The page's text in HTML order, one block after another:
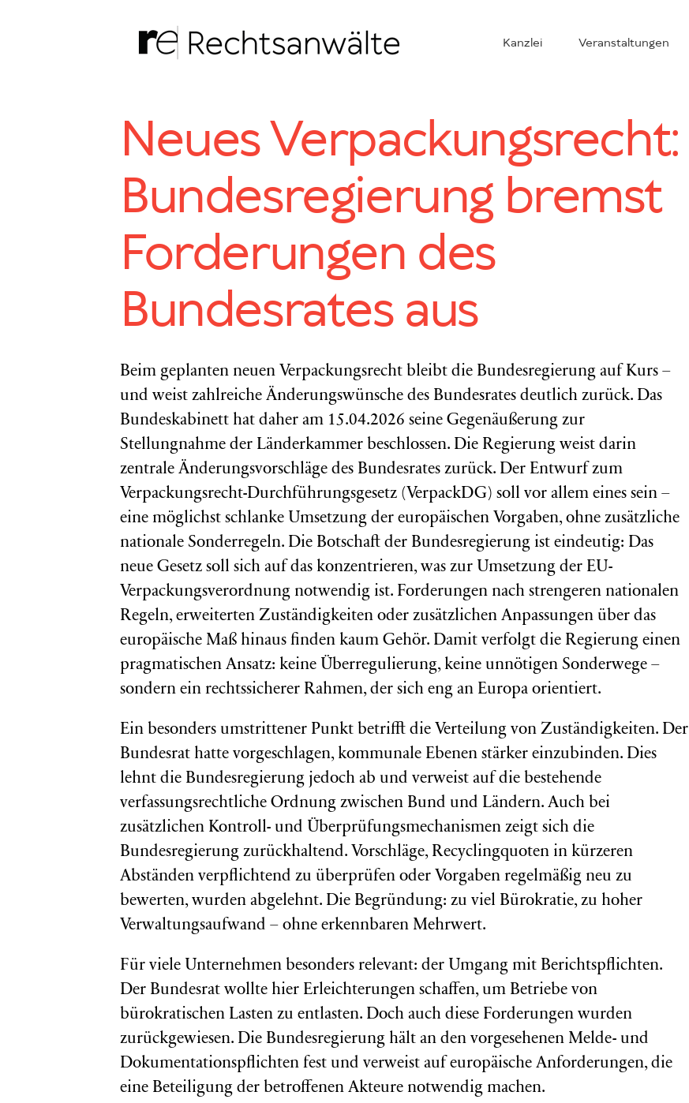
Kanzlei Veranstaltungen
Neues Verpackungsrecht:
Bundesregierung bremst
Forderungen des
Bundesrates aus
Beim geplanten neuen Verpackungsrecht bleibt die Bundesregierung auf Kurs –
und weist zahlreiche Änderungswünsche des Bundesrates deutlich zurück. Das
Bundeskabinett hat daher am 15.04.2026 seine Gegenäußerung zur
Stellungnahme der Länderkammer beschlossen. Die Regierung weist darin
zentrale Änderungsvorschläge des Bundesrates zurück. Der Entwurf zum
Verpackungsrecht-Durchführungsgesetz (VerpackDG) soll vor allem eines sein –
eine möglichst schlanke Umsetzung der europäischen Vorgaben, ohne zusätzliche
nationale Sonderregeln. Die Botschaft der Bundesregierung ist eindeutig: Das
neue Gesetz soll sich auf das konzentrieren, was zur Umsetzung der EU-
Verpackungsverordnung notwendig ist. Forderungen nach strengeren nationalen
Regeln, erweiterten Zuständigkeiten oder zusätzlichen Anpassungen über das
europäische Maß hinaus finden kaum Gehör. Damit verfolgt die Regierung einen
pragmatischen Ansatz: keine Überregulierung, keine unnötigen Sonderwege –
sondern ein rechtssicherer Rahmen, der sich eng an Europa orientiert.
Ein besonders umstrittener Punkt betrifft die Verteilung von Zuständigkeiten. Der
Bundesrat hatte vorgeschlagen, kommunale Ebenen stärker einzubinden. Dies
lehnt die Bundesregierung jedoch ab und verweist auf die bestehende
verfassungsrechtliche Ordnung zwischen Bund und Ländern. Auch bei
zusätzlichen Kontroll- und Überprüfungsmechanismen zeigt sich die
Bundesregierung zurückhaltend. Vorschläge, Recyclingquoten in kürzeren
Abständen verpflichtend zu überprüfen oder Vorgaben regelmäßig neu zu
bewerten, wurden abgelehnt. Die Begründung: zu viel Bürokratie, zu hoher
Verwaltungsaufwand – ohne erkennbaren Mehrwert.
Für viele Unternehmen besonders relevant: der Umgang mit Berichtspflichten.
Der Bundesrat wollte hier Erleichterungen schaffen, um Betriebe von
bürokratischen Lasten zu entlasten. Doch auch diese Forderungen wurden
zurückgewiesen. Die Bundesregierung hält an den vorgesehenen Melde- und
Dokumentationspflichten fest und verweist auf europäische Anforderungen, die
eine Beteiligung der betroffenen Akteure notwendig machen.